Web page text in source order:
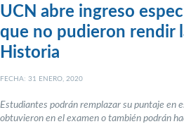
UCN abre ingreso
que no pudieron rendir
Historia
FECHA: 31 ENERO, 2020
Estudiantes podrán remplazar su puntaje en
obtuvieron en el examen o también podrán